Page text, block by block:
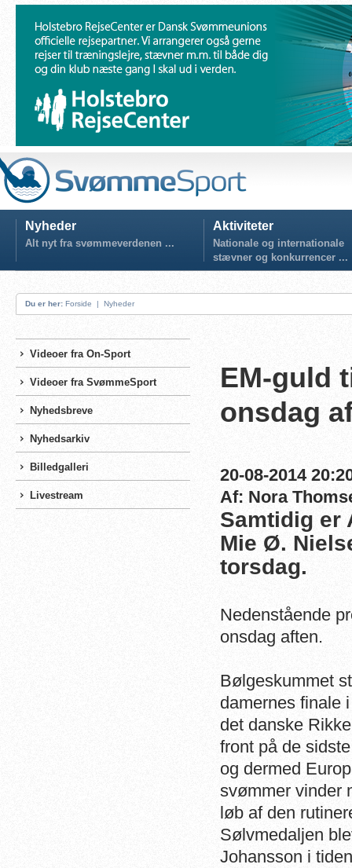
Nyheder
Alt nyt fra svømmeverdenen ...
Aktiviteter
Nationale og internationale
stævner og konkurrencer ...
Du er her: Forside | Nyheder
Videoer fra On-Sport
Videoer fra SvømmeSport
Nyhedsbreve
Nyhedsarkiv
Billedgalleri
Livestream
EM-guld
onsdag
20-08-2014
Af: Nora
Samtidig er
Mie Ø.
torsdag.
Nedenstående
onsdag aften.
Bølgeskummet
damernes finale
det danske
front på de
og dermed
svømmer vinder
løb af den
Sølvmedaljen
Johansson i